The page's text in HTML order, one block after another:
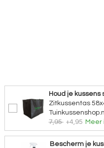
Houd je kussens
Zitkussentas
Tuinkussenshop.nl
7,95 +4,95 Meer
Bescherm je